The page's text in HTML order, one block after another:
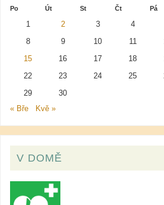
Po Út St Čt Pá
1 2 3 4
8 9 10 11
15 16 17 18
22 23 24 25
29
30
« Bře
Kvě »
V DOMĚ